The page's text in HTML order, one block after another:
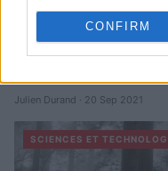
CONFIRM
menacés en
Un essaim d'abeilles attaque
d'extinction en Afrique du
Julien Durand · 20 Sep 2021
SCIENCES ET